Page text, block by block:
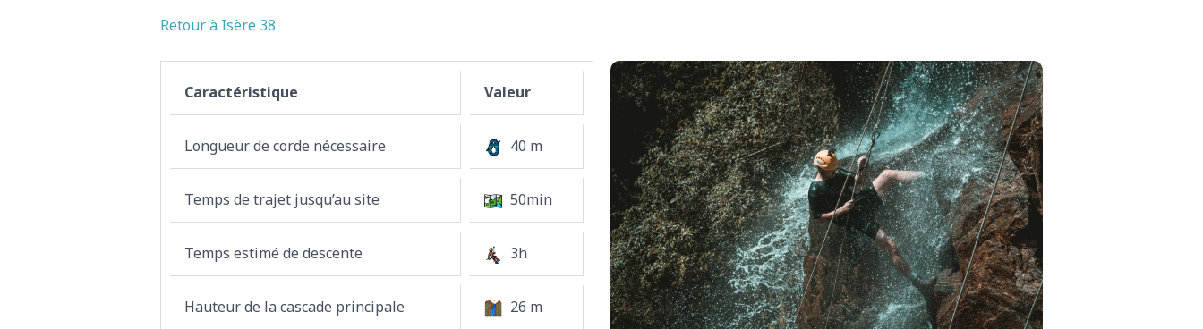
Retour à Isère 38
Caractéristique Valeur
Longueur de corde nécessaire 40 m
Temps de trajet jusqu’au site 50min
Temps estimé de descente 3h
Hauteur de la cascade principale 26 m